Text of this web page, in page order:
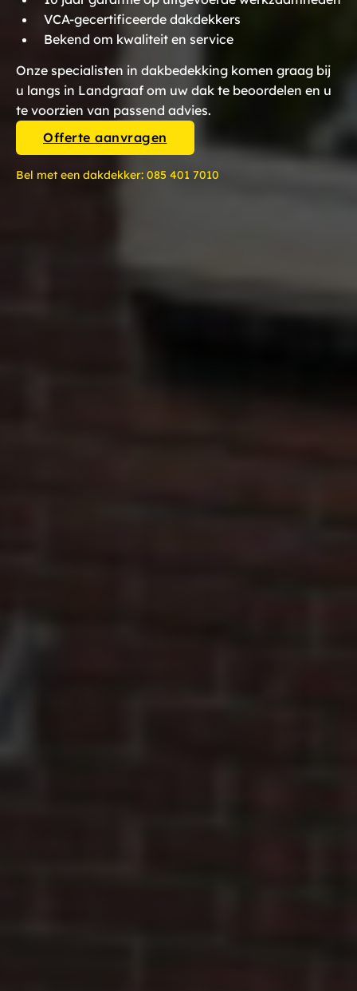
VCA-gecertificeerde dakdekkers
Bekend om kwaliteit en service
Onze specialisten in dakbedekking komen graag bij
u langs in Landgraaf om uw dak te beoordelen en u
te voorzien van passend advies.
Offerte aanvragen
Bel met een dakdekker: 085 401 7010